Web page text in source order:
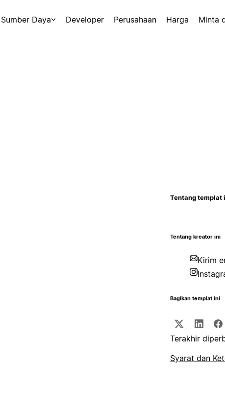
Sumber Daya Developer Perusahaan Harga Minta
Tentang templat
Tentang kreator ini
Kirim
Bagikan templat ini
Terakhir
Syarat dan